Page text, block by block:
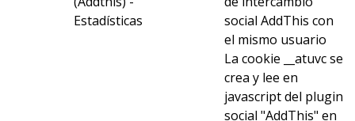
Estadísticas
social AddThis con
el mismo usuario
La cookie __atuvc se
crea y lee en
javascript del plugin
social "AddThis" en